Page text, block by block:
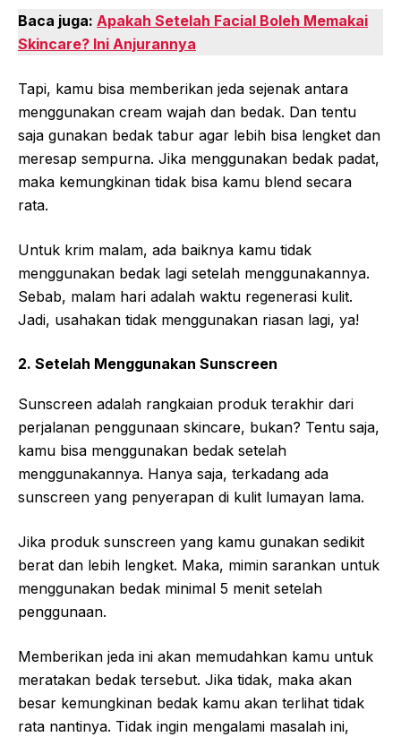
Baca juga: Apakah Setelah Facial Boleh Memakai
Skincare? Ini Anjurannya
Tapi, kamu bisa memberikan jeda sejenak antara
menggunakan cream wajah dan bedak. Dan tentu
saja gunakan bedak tabur agar lebih bisa lengket dan
meresap sempurna. Jika menggunakan bedak padat,
maka kemungkinan tidak bisa kamu blend secara
rata.
Untuk krim malam, ada baiknya kamu tidak
menggunakan bedak lagi setelah menggunakannya.
Sebab, malam hari adalah waktu regenerasi kulit.
Jadi, usahakan tidak menggunakan riasan lagi, ya!
2. Setelah Menggunakan Sunscreen
Sunscreen adalah rangkaian produk terakhir dari
perjalanan penggunaan skincare, bukan? Tentu saja,
kamu bisa menggunakan bedak setelah
menggunakannya. Hanya saja, terkadang ada
sunscreen yang penyerapan di kulit lumayan lama.
Jika produk sunscreen yang kamu gunakan sedikit
berat dan lebih lengket. Maka, mimin sarankan untuk
menggunakan bedak minimal 5 menit setelah
penggunaan.
Memberikan jeda ini akan memudahkan kamu untuk
meratakan bedak tersebut. Jika tidak, maka akan
besar kemungkinan bedak kamu akan terlihat tidak
rata nantinya. Tidak ingin mengalami masalah ini,